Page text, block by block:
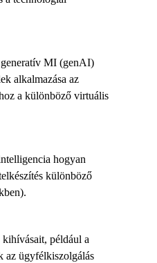
generatív MI (genAI)
alkalmazása az
a különböző virtuális
hogyan
különböző
például a
az ügyfélkiszolgálás